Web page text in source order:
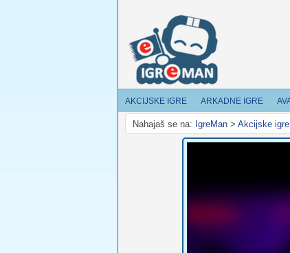
AKCIJSKE IGRE ARKADNE IGRE
Nahajaš se na: IgreMan > Akcijske igre